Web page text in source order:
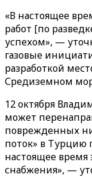
«В настоящее
работ [по
успехом», —
газовые
разработкой
Средиземном
12 октября
может
поврежденных
поток» в Турцию
настоящее
снабжения», —